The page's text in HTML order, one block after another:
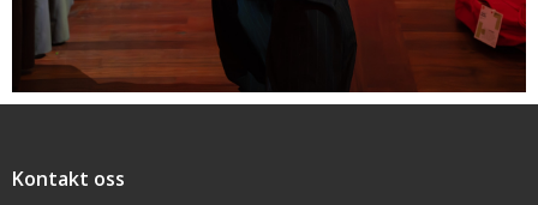
Snarveier
Kontakt oss